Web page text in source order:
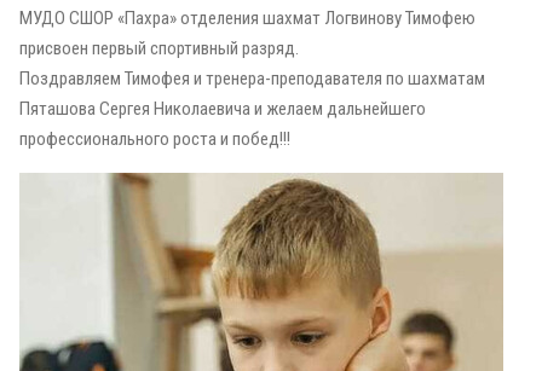
МУДО СШОР «Пахра» отделения шахмат Логвинову Тимофею
присвоен первый спортивный разряд.
Поздравляем Тимофея и тренера-преподавателя по шахматам
Пяташова Сергея Николаевича и желаем дальнейшего
профессионального роста и побед!!!